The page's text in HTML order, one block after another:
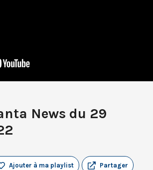
News du 29
Partager
Ajouter à ma playlist